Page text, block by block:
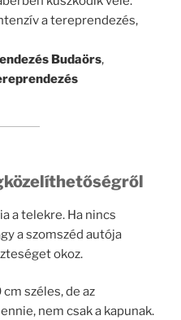
a tereprendezés,
Budaörs,
a telekre. Ha nincs
a szomszéd autója
okoz.
széles, de az
nem csak a kapunak.